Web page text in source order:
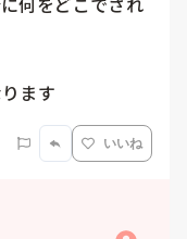
ます
いいね